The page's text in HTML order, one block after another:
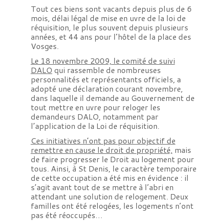
Tout ces biens sont vacants depuis plus de 6
mois, délai légal de mise en uvre de la loi de
réquisition, le plus souvent depuis plusieurs
années, et 44 ans pour l’hôtel de la place des
Vosges.
Le 18 novembre 2009, le comité de suivi
DALO qui rassemble de nombreuses
personnalités et représentants officiels, a
adopté une déclaration courant novembre,
dans laquelle il demande au Gouvernement de
tout mettre en uvre pour reloger les
demandeurs DALO, notamment par
l’application de la Loi de réquisition.
Ces initiatives n’ont pas pour objectif de
remettre en cause le droit de propriété, mais
de faire progresser le Droit au logement pour
tous. Ainsi, à St Denis, le caractère temporaire
de cette occupation a été mis en évidence : il
s’agit avant tout de se mettre à l’abri en
attendant une solution de relogement. Deux
familles ont été relogées, les logements n’ont
pas été réoccupés…